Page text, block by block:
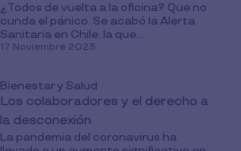
¿Todos de vuelta a la oficina? Que no
cunda el pánico. Se acabó la Alerta
Sanitaria en Chile, la que...
17 Noviembre 2023
Bienestar y Salud
Los colaboradores y el derecho a
la desconexión
La pandemia del coronavirus ha